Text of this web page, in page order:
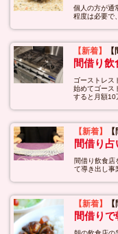
個人の方が通
程度は必要で
【新着】
間借り
ゴーストレス
始めてゴース
すると月額10
【新着】
間借り
間借り飲食店
て導き出し事
【新着】
間借り